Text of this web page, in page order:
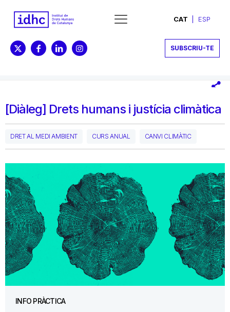
CAT ESP
SUBSCRIU-TE
[Diàleg] Drets humans i justícia climàtica
DRET AL MEDI AMBIENT CURS ANUAL CANVI CLIMÀTIC
INFO PRÀCTICA